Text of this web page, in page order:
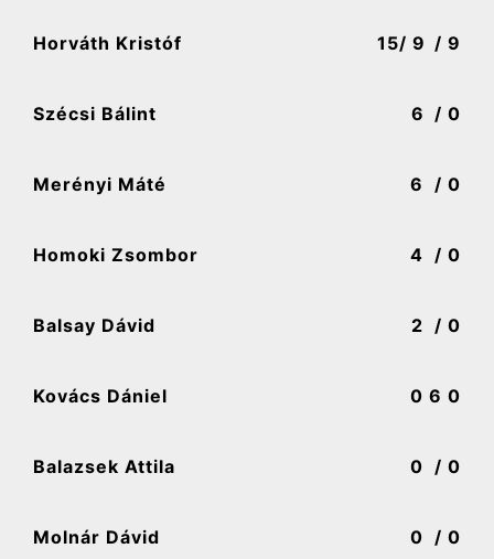
Horváth Kristóf 15/ 9 / 9
Szécsi Bálint 6 / 0
Merényi Máté 6 / 0
Homoki Zsombor 4 / 0
Balsay Dávid 2 / 0
Kovács Dániel 0 6 0
Balazsek Attila 0 / 0
Molnár Dávid 0 / 0